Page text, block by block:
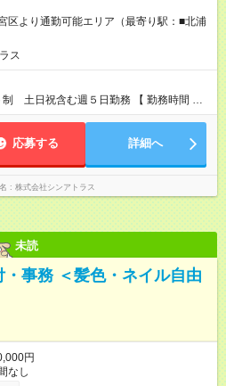
区より通勤可能エリア（最寄り駅：■北浦
ス
祝含む週５日勤務 【 勤務時間 】
働8h／休憩１h） ※残業ほとんどありま
応募する 詳細へ
株式会社シンアトラス
未読
事務 ＜髪色・ネイル自由
円
なし